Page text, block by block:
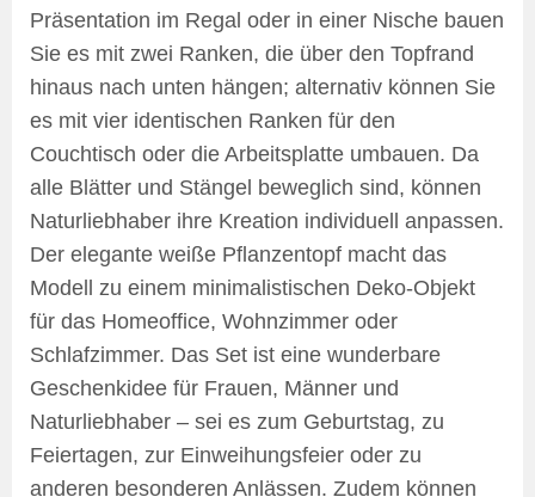
Präsentation im Regal oder in einer Nische bauen
Sie es mit zwei Ranken, die über den Topfrand
hinaus nach unten hängen; alternativ können Sie
es mit vier identischen Ranken für den
Couchtisch oder die Arbeitsplatte umbauen. Da
alle Blätter und Stängel beweglich sind, können
Naturliebhaber ihre Kreation individuell anpassen.
Der elegante weiße Pflanzentopf macht das
Modell zu einem minimalistischen Deko-Objekt
für das Homeoffice, Wohnzimmer oder
Schlafzimmer. Das Set ist eine wunderbare
Geschenkidee für Frauen, Männer und
Naturliebhaber – sei es zum Geburtstag, zu
Feiertagen, zur Einweihungsfeier oder zu
anderen besonderen Anlässen. Zudem können